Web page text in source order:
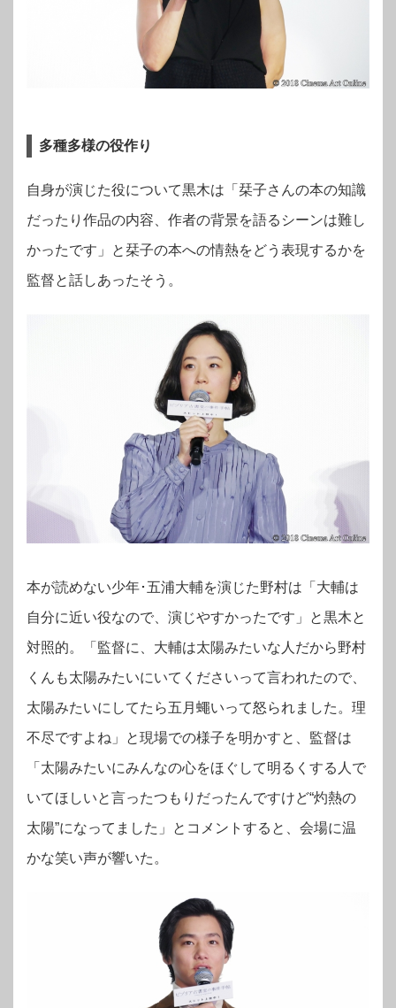
多種多様の役作り
自身が演じた役について黒木は「栞子さんの本の知識
だったり作品の内容、作者の背景を語るシーンは難し
かったです」と栞子の本への情熱をどう表現するかを
監督と話しあったそう。
本が読めない少年･五浦大輔を演じた野村は「大輔は
自分に近い役なので、演じやすかったです」と黒木と
対照的。「監督に、大輔は太陽みたいな人だから野村
くんも太陽みたいにいてくださいって言われたので、
太陽みたいにしてたら五月蠅いって怒られました。理
不尽ですよね」と現場での様子を明かすと、監督は
「太陽みたいにみんなの心をほぐして明るくする人で
いてほしいと言ったつもりだったんですけど“灼熱の
太陽”になってました」とコメントすると、会場に温
かな笑い声が響いた。